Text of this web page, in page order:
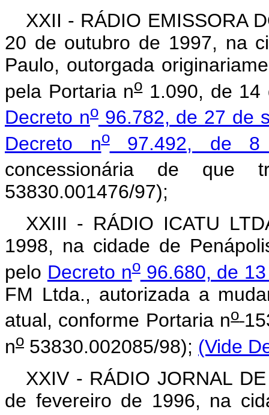
XXII - RÁDIO EMISSORA
20 de outubro de 1997, na
Paulo, outorgada
pela Portaria no1.090, de 14
Decreto no96.782, de 27 de
Decreto no97.492, de 8
concessionária de que
53830.001476/97);
XXIII - RÁDIO ICATU
1998, na cidade de
pelo Decreto no96.680, de
FM Ltda., autorizada a
atual, conforme Portaria no
no 53830.002085/98); (Vide
XXIV - RÁDIO JORNAL
de fevereiro de 1996, na